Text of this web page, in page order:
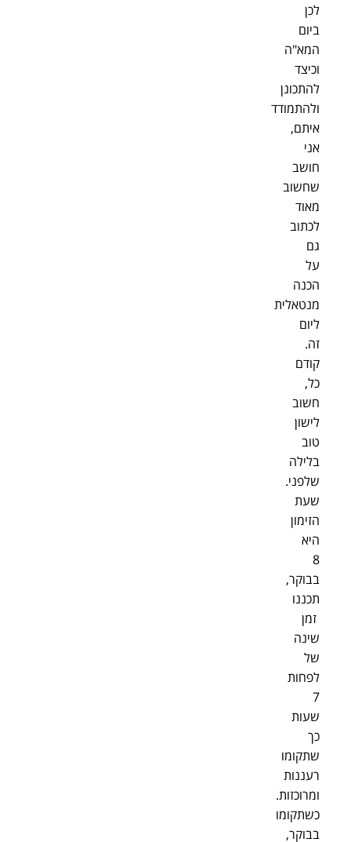
לכן
ביום
המא"ה
וכיצד
להתכונן
ולהתמודד
איתם,
אני
חושב
שחשוב
מאוד
לכתוב
גם
על
הכנה
מנטאלית
ליום
זה.
קודם
כל,
חשוב
לישון
טוב
בלילה
שלפני.
שעת
הזימון
היא
8
בבוקר,
תכננו
זמן
שינה
של
לפחות
7
שעות
כך
שתקומו
רעננות
ומרוכזות.
כשתקומו
בבוקר,